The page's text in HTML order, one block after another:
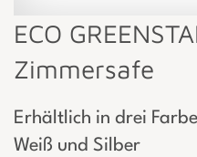
ECO
Zimmersafe
Erhältlich in drei
Weiß und Silber